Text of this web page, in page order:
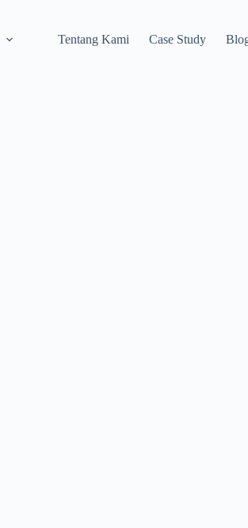
Tentang Kami Case Study